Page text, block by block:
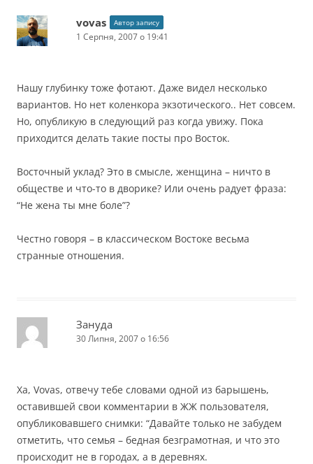
vovas Автор запису
1 Серпня, 2007 о 19:41
Нашу глубинку тоже фотают. Даже видел несколько
вариантов. Но нет коленкора экзотического.. Нет совсем.
Но, опубликую в следующий раз когда увижу. Пока
приходится делать такие посты про Восток.
Восточный уклад? Это в смысле, женщина – ничто в
обществе и что-то в дворике? Или очень радует фраза:
“Не жена ты мне боле”?
Честно говоря – в классическом Востоке весьма
странные отношения.
Зануда
30 Липня, 2007 о 16:56
Ха, Vovas, отвечу тебе словами одной из барышень,
оставившей свои комментарии в ЖЖ пользователя,
опубликовавшего снимки: “Давайте только не забудем
отметить, что семья – бедная безграмотная, и что это
происходит не в городах, а в деревнях.